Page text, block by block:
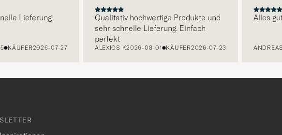
Lieferung
2026-07-27
Qualitativ hochwertige Produkte und
sehr schnelle Lieferung. Einfach
perfekt
ALEXIOS K2026-08-01 KÄUFER2026-07-23
Alles gut
ANDREAS S